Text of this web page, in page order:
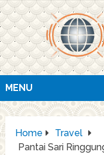
MENU
Home
Travel
Pantai Sari